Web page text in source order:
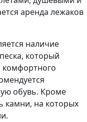
аренда лежаков
наличие
который
обувь. Кроме
камни, на которых